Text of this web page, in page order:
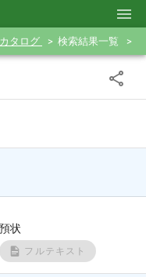
タログ 検索結果一覧
状
フルテキスト